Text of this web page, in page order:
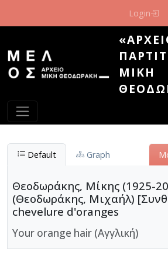
Login
ΜΊΚΗ
Default Graph
Θεοδωράκης, Μίκης (1925-
(Θεοδωράκης, Μιχαήλ)
chevelure d'oranges
Your orange hair (Αγγλική)